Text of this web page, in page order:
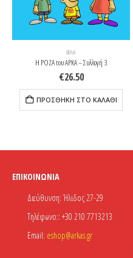
ΒΙΒΛΊΑ
Η ΡΟΖΑ του ΑΡΚΑ – Συλλογή 3
€26.50
ΠΡΟΣΘΉΚΗ ΣΤΟ ΚΑΛΆΘΙ
ΕΠΙΚΟΙΝΩΝΊΑ
Διεύθυνση: Ήλιδος 27-29
Τηλέφωνο:: +30 210 7713213
Email: eshop@arkas.gr